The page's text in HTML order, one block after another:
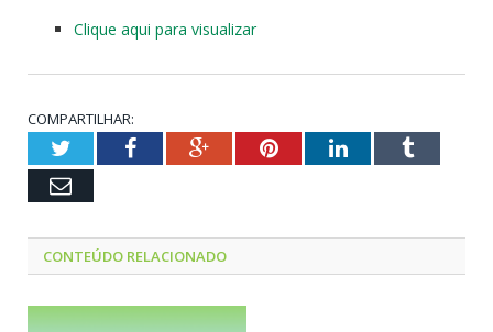
Clique aqui para visualizar
COMPARTILHAR:
TwitterFacebookGoogle+PinterestLinkedInTumblr
Email
CONTEÚDO RELACIONADO